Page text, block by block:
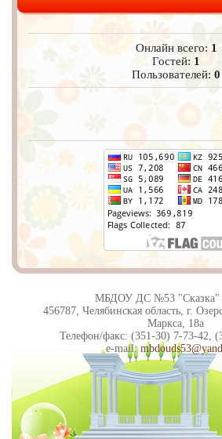
Онлайн всего: 1
Гостей: 1
Пользователей:0
МБДОУ ДС №53 "Сказка"
456787, Челябинская область, г.
Маркса, 18а
Телефон/факс: (351-30) 7-73-42,
e-mail: